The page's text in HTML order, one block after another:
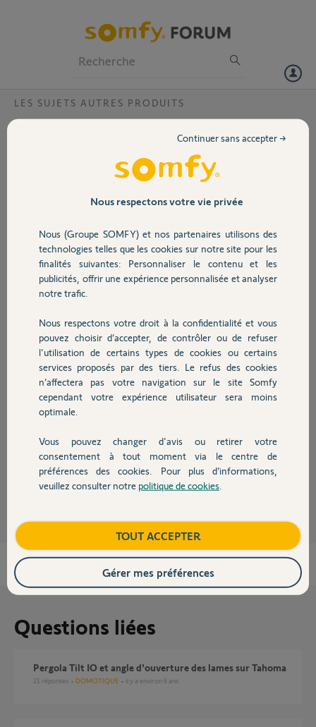
Volet
Sécurité
Domotique
Chauffage
Autres produits
Devis avec un pro
Contact
LES SUJETS AUTRES PRODUITS
¿Cabling Pergola Tilt 0º motor?
I had a problem with my Pergola Tilt 0º motor,
the whole cable was pushed and detached from
cable color goes to what pin on the electronic
board. I knnow the first two left pins are the 24V
motor power input, but there is other 4, that are
the Encoder Vdc and pins C1 and C2 lines. Need
Merci, thx.
Alex A.
il y a environ 2 mois
Questions liées
Pergola Tilt IO et angle d'ouverture des lames sur Tahoma
21 réponses DOMOTIQUE il y a environ 6 ans
Nous respectons votre vie privée
Nous (Groupe SOMFY) et nos partenaires utilisons des
technologies telles que les cookies sur notre site pour les
finalités suivantes: Personnaliser le contenu et les
publicités, offrir une expérience personnalisée et analyser
notre trafic.
Nous respectons votre droit à la confidentialité et vous
pouvez choisir d’accepter, de contrôler ou de refuser
l'utilisation de certains types de cookies ou certains
services proposés par des tiers. Le refus des cookies
n’affectera pas votre navigation sur le site Somfy
cependant votre expérience utilisateur sera moins
optimale.
Vous pouvez changer d'avis ou retirer votre
consentement à tout moment via le centre de
préférences des cookies. Pour plus d’informations,
veuillez consulter notre politique de cookies
Continuer sans accepter →
TOUT ACCEPTER
Gérer mes préférences